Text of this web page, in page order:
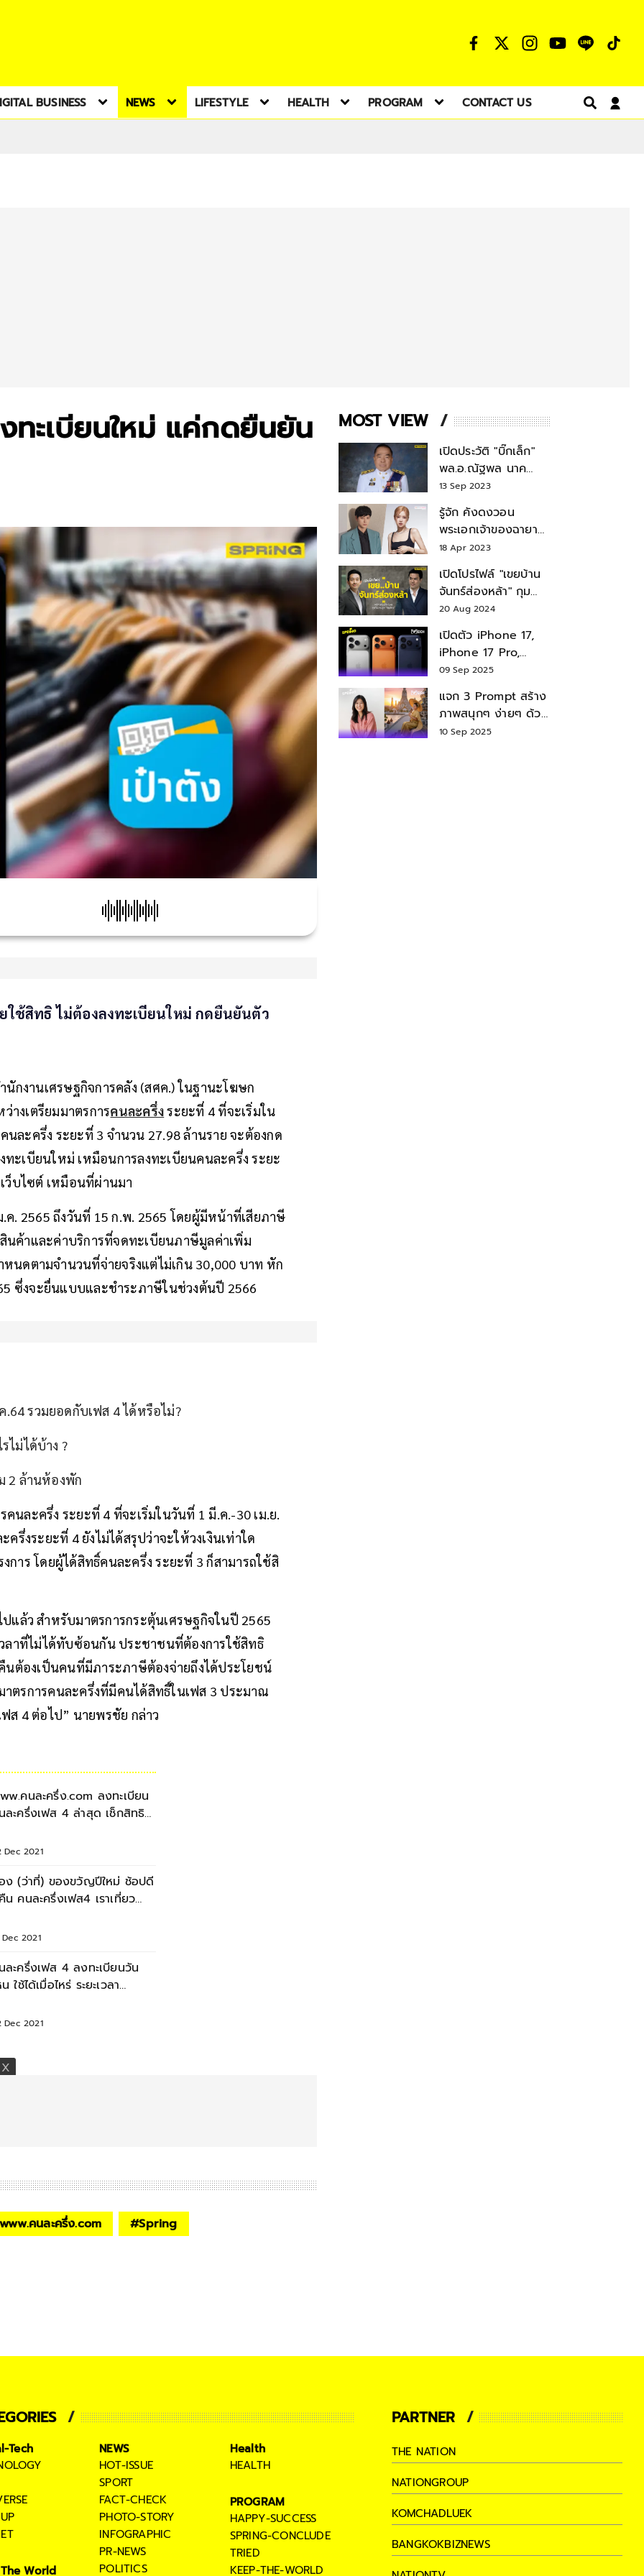
BUSINESS NEWS LIFESTYLE HEALTH PROGRAM CONTACT US
ะเบียนใหม่ แค่กดยืนยัน
ใช้สิทธิ ไม่ต้องลงทะเบียนใหม่ กดยืนยันตัว
นักงานเศรษฐกิจการคลัง (สศค.) ในฐานะโฆษก
างเตรียมมาตรการคนละครึ่งระยะที่ 4 ที่จะเริ่มใน
ละครึ่ง ระยะที่ 3 จำนวน 27.98 ล้านราย จะต้องกด
ะเบียนใหม่ เหมือนการลงทะเบียนคนละครึ่ง ระยะ
ว็บไซต์ เหมือนที่ผ่านมา
. 2565 ถึงวันที่ 15 ก.พ. 2565 โดยผู้มีหน้าที่เสียภาษี
นค้าและค่าบริการที่จดทะเบียนภาษีมูลค่าเพิ่ม
นดตามจำนวนที่จ่ายจริงแต่ไม่เกิน 30,000 บาท หัก
ซึ่งจะยื่นแบบและชำระภาษีในช่วงต้นปี 2566
.64 รวมยอดกับเฟส 4 ได้หรือไม่?
ไม่ได้บ้าง ?
2 ล้านห้องพัก
ละครึ่ง ระยะที่ 4 ที่จะเริ่มในวันที่ 1 มี.ค.-30 เม.ย.
รึ่งระยะที่ 4 ยังไม่ได้สรุปว่าจะให้วงเงินเท่าใด
าร โดยผู้ได้สิทธิ์คนละครึ่ง ระยะที่ 3 ก็สามารถใช้สิ
แล้ว สำหรับมาตรการกระตุ้นเศรษฐกิจในปี 2565
ลาที่ไม่ได้ทับซ้อนกัน ประชาชนที่ต้องการใช้สิทธิ
นต้องเป็นคนที่มีภาระภาษีต้องจ่ายถึงได้ประโยชน์
ตรการคนละครึ่งที่มีคนได้สิทธิ์ในเฟส 3 ประมาณ
ส 4 ต่อไป” นายพรชัย กล่าว
คนละครึ่ง.com ลงทะเบียน
ละครึ่งเฟส 4 ล่าสุด เช็กสิทธิ
Dec 2021
ง (ว่าที่) ของขวัญปีใหม่ ช้อปดี
น คนละครึ่งเฟส4 เราเที่ยว
Dec 2021
ละครึ่งเฟส 4 ลงทะเบียนวัน
ใช้ได้เมื่อไหร่ ระยะเวลา
Dec 2021
www.คนละครึ่ง.com #Spring
MOST VIEW
เปิดประวัติ "บิ๊กเล็ก"
พล.อ.ณัฐพล นาค
พาณิชย์ จากเลขาฯ
สมช.-เลขาฯ
รมว.กลาโหม
13 Sep 2023
รู้จัก คังดงวอน
พระเอกเจ้าของฉายา
สมบัติแห่งชาติ หลังมี
18 Apr 2023
เปิดโปรไฟล์ "เขยบ้าน
จันทร์ส่องหล้า" กุม
บังเหียนธุรกิจตระกูล
"ชินวัตร"
20 Aug 2024
เปิดตัว iPhone 17,
iPhone 17 Pro,
iPhone 17 Air สเปค
09 Sep 2025
แจก 3 Prompt สร้าง
ภาพสนุกๆ ง่ายๆ ด้วย
Nano Banana ใน
10 Sep 2025
Tech
World
NEWS
HOT-ISSUE
SPORT
FACT-CHECK
PHOTO-STORY
INFOGRAPHIC
PR-NEWS
POLITICS
Health
HEALTH
PROGRAM
HAPPY-SUCCESS
SPRING-CONCLUDE
TRIED
KEEP-THE-WORLD
PARTNER
THE NATION
NATIONGROUP
KOMCHADLUEK
BANGKOKBIZNEWS